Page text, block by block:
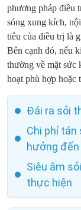
phương pháp điều
sóng xung kích,
tiêu của điều trị là
Bên cạnh đó, nếu
thường về mặt sức
hoạt phù hợp hoặc
Đái ra sỏi
Chi phí tán
hưởng
Siêu âm
thực hiện